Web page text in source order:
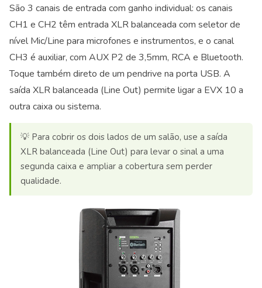
São 3 canais de entrada com ganho individual: os canais
CH1 e CH2 têm entrada XLR balanceada com seletor de
nível Mic/Line para microfones e instrumentos, e o canal
CH3 é auxiliar, com AUX P2 de 3,5mm, RCA e Bluetooth.
Toque também direto de um pendrive na porta USB. A
saída XLR balanceada (Line Out) permite ligar a EVX 10 a
outra caixa ou sistema.
💡 Para cobrir os dois lados de um salão, use a saída
XLR balanceada (Line Out) para levar o sinal a uma
segunda caixa e ampliar a cobertura sem perder
qualidade.